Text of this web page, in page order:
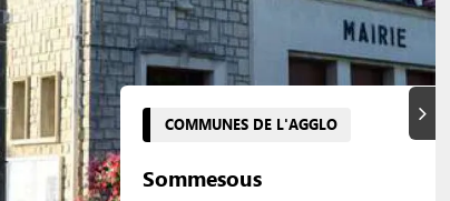
COMMUNES DE L'AGGLO
Sommesous